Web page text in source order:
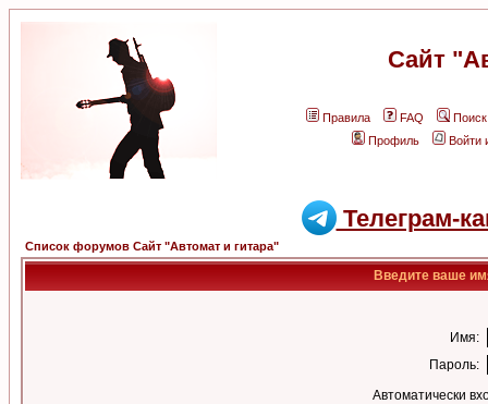
Сайт
Правила FAQ
Поиск
Профиль
Войти
Телеграм-
Список форумов Сайт "Автомат и гитара"
Введите ваше
Имя:
Пароль:
Автоматически